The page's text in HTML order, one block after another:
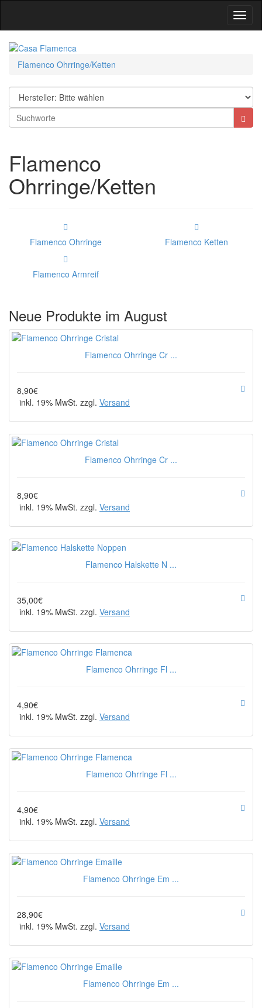
Flamenco Ohrringe/Ketten
Flamenco
Ohrringe/Ketten
Flamenco Ohrringe Flamenco Ketten
Flamenco Armreif
Neue Produkte im August
Flamenco Ohrringe Cr ...
8,90€
inkl. 19% MwSt. zzgl. Versand
Flamenco Ohrringe Cr ...
8,90€
inkl. 19% MwSt. zzgl. Versand
Flamenco Halskette N ...
35,00€
inkl. 19% MwSt. zzgl. Versand
Flamenco Ohrringe Fl ...
4,90€
inkl. 19% MwSt. zzgl. Versand
Flamenco Ohrringe Fl ...
4,90€
inkl. 19% MwSt. zzgl. Versand
Flamenco Ohrringe Em ...
28,90€
inkl. 19% MwSt. zzgl. Versand
Flamenco Ohrringe Em ...